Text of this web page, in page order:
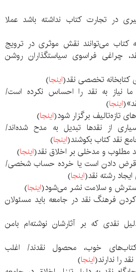
در تجارت کتاب نداشته باشد عملا
کتاب می‌توانند نقش موثری در ترویج
چراغی فراسوی سیاستگذاران روشن
اینجا)
نیاز به نقد را احساس نکرده است/
اینجا)
اینجا)
از نقدها تبدیل به مدح شده‌اند/
نقد کتاب بکوشند(اینجا)
اینجا)
نان قرض دادن است یا خرده حساب شخصی/
ایجاد رشته نقد(اینجا)
اینجا)
کردن فرهنگ نقد در جامعه باید مسئولان
نقدی که بر آثارشان نوشته‌ام بامن
کتاب‌های خوب، محصول نقدند/ اغلب
را ندارند(اینجا)